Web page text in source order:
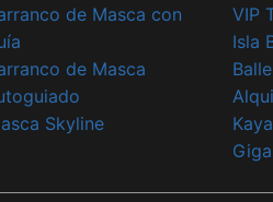
de Masca con
de Masca
Skyline
VIP
Isla